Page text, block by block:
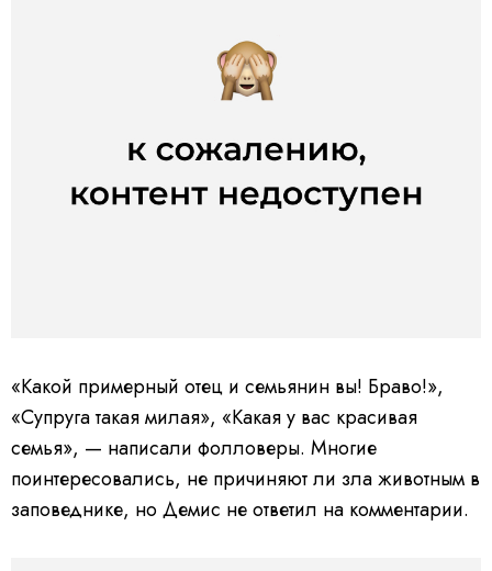
«Какой примерный отец и семьянин вы! Браво!»,
«Супруга такая милая», «Какая у вас красивая
семья», — написали фолловеры. Многие
поинтересовались, не причиняют ли зла животным в
заповеднике, но Демис не ответил на комментарии.